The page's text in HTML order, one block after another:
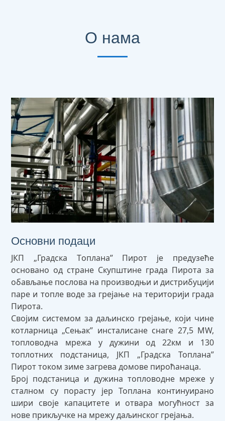
О нама
Основни подаци
ЈКП „Градска Tоплана” Пирот је предузеће
основано од стране Скупштине града Пирота за
обављање послова на производњи и дистрибуцији
паре и топле воде за грејање на територији града
Пирота.
Својим системом за даљинско грејање, који чине
котларница „Сењак” инсталисане снаге 27,5 MW,
топловодна мрежа у дужини од 22км и 130
топлотних подстаница, ЈКП „Градска Топлана”
Пирот током зиме загрева домове пироћанаца.
Број подстаница и дужина топловодне мреже у
сталном су порасту јер Топлана континуирано
шири своје капацитете и отвара могућност за
нове прикључке на мрежу даљинског грејања.